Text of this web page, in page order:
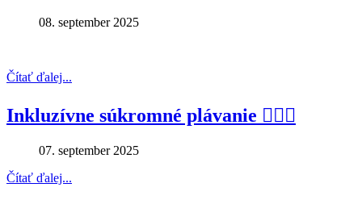
08. september 2025
Čítať ďalej...
Inkluzívne súkromné plávanie 🏊‍♂️🤽
07. september 2025
Čítať ďalej...